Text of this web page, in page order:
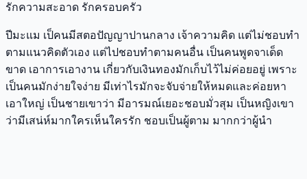
รักความสะอาด รักครอบครัว
ปีมะแม เป็คนมีสตอปัญญาปานกลาง เจ้าความคิด แต่ไม่ชอบทำ
ตามแนวคิดตัวเอง แต่ไปชอบทำตามคนอื่น เป็นคนพูดจาเด็ด
ขาด เอาการเอางาน เกี่ยวกับเงินทองมักเก็บไว้ไม่ค่อยอยู่ เพราะ
เป็นคนมักง่ายใจง่าย มีเท่าไรมักจะจับจ่ายให้หมดและค่อยหา
เอาใหญ่ เป็นชายเขาว่า มีอารมณ์เยอะชอบมั่วสุม เป็นหญิงเขา
ว่ามีเสน่ห์มากใครเห็นใครรัก ชอบเป็นผู้ตาม มากกว่าผู้นำ